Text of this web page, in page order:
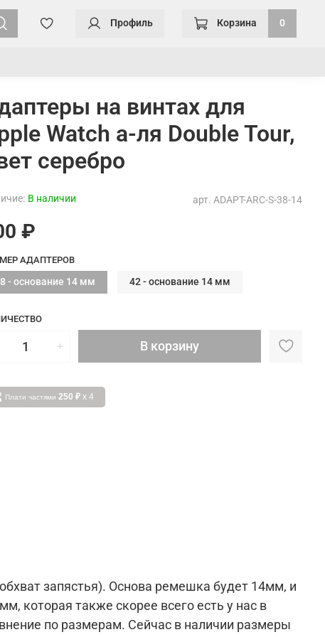
Профиль Корзина 0
арт. ADAPT-ARC-S-38-14
В наличии
на винтах для
Watch а-ля Double Tour,
серебро
₽
В корзину
Плати частями 250 ₽ x 4
АДАПТЕРОВ
- основание 14 мм 42 - основание 14 мм
запястья). Основа ремешка будет 14мм, и
которая также скорее всего есть у нас в
по размерам. Сейчас в наличии размеры